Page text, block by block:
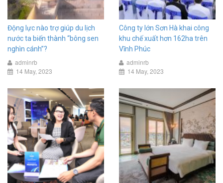
Động lực nào trợ giúp du lịch
nước ta biến thành “bông sen
nghìn cánh”?
adminrb
14 May, 2023
Công ty lớn Sơn Hà khai công
khu chế xuất hơn 162ha trên
Vĩnh Phúc
adminrb
14 May, 2023